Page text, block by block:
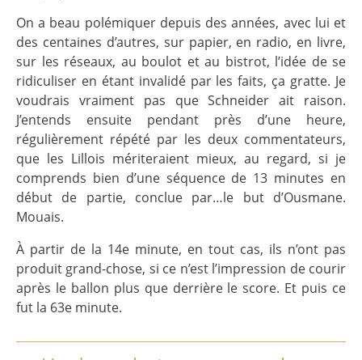
On a beau polémiquer depuis des années, avec lui et
des centaines d’autres, sur papier, en radio, en livre,
sur les réseaux, au boulot et au bistrot, l’idée de se
ridiculiser en étant invalidé par les faits, ça gratte. Je
voudrais vraiment pas que Schneider ait raison.
J’entends ensuite pendant près d’une heure,
régulièrement répété par les deux commentateurs,
que les Lillois mériteraient mieux, au regard, si je
comprends bien d’une séquence de 13 minutes en
début de partie, conclue par…le but d’Ousmane.
Mouais.
À partir de la 14e minute, en tout cas, ils n’ont pas
produit grand-chose, si ce n’est l’impression de courir
après le ballon plus que derrière le score. Et puis ce
fut la 63e minute.